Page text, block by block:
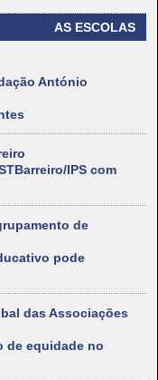
AS ESCOLAS
António
IPS com
de
pode
das Associações
de equidade no